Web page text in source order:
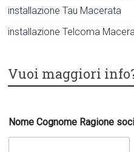
installazione Tau Macerata
installazione Telcoma
Vuoi maggiori
Nome Cognome Ragione